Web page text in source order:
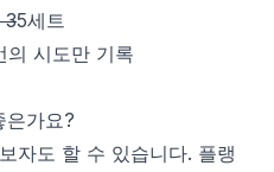
35세트
시도만 기록
은가요?
자도 할 수 있습니다. 플랭